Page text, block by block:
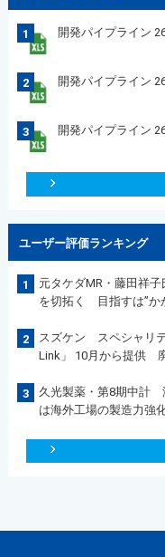
1 開発パイプライン
2 開発パイプライン
3 開発パイプライン
ユーザー評価ランキング
1
元タケダMR・藤田祥
を切拓く 目指すは”か
2
スズケン スペシャリ
Link」 10月から提供
3
久光製薬・第8期中計
は海外工場の製造力強